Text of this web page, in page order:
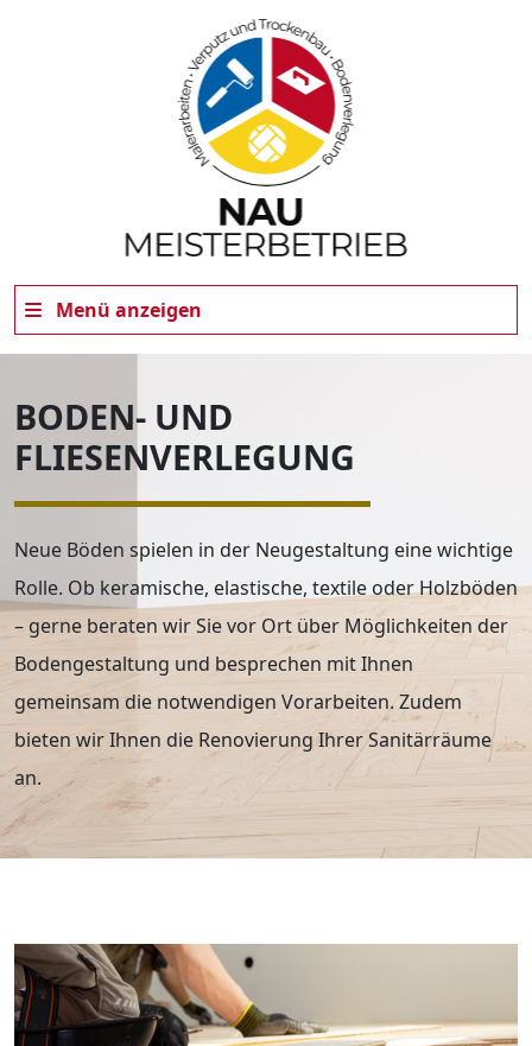
Menü anzeigen
BODEN- UND
FLIESENVERLEGUNG
Neue Böden spielen in der Neugestaltung eine wichtige
Rolle. Ob keramische, elastische, textile oder Holzböden
– gerne beraten wir Sie vor Ort über Möglichkeiten der
Bodengestaltung und besprechen mit Ihnen
gemeinsam die notwendigen Vorarbeiten. Zudem
bieten wir Ihnen die Renovierung Ihrer Sanitärräume
an.